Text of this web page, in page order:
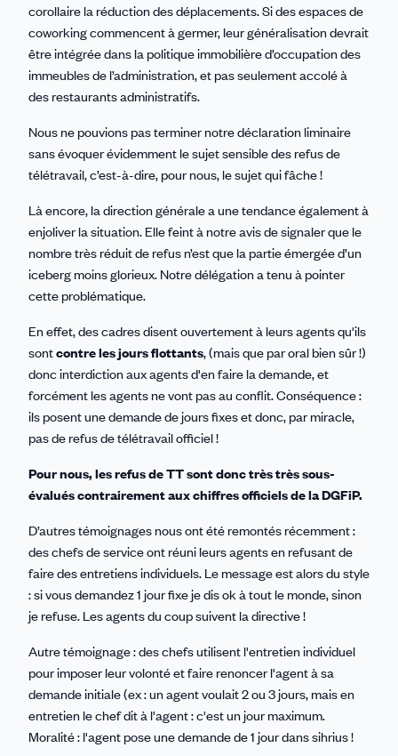
corollaire la réduction des déplacements. Si des espaces de
coworking commencent à germer, leur généralisation devrait
être intégrée dans la politique immobilière d’occupation des
immeubles de l’administration, et pas seulement accolé à
des restaurants administratifs.
Nous ne pouvions pas terminer notre déclaration liminaire
sans évoquer évidemment le sujet sensible des refus de
télétravail, c’est-à-dire, pour nous, le sujet qui fâche !
Là encore, la direction générale a une tendance également à
enjoliver la situation. Elle feint à notre avis de signaler que le
nombre très réduit de refus n’est que la partie émergée d’un
iceberg moins glorieux. Notre délégation a tenu à pointer
cette problématique.
En effet, des cadres disent ouvertement à leurs agents qu'ils
sontcontre les jours flottants, (mais que par oral bien sûr !)
donc interdiction aux agents d'en faire la demande, et
forcément les agents ne vont pas au conflit. Conséquence :
ils posent une demande de jours fixes et donc, par miracle,
pas de refus de télétravail officiel !
Pour nous, les refus de TT sont donc très très sous-
évalués contrairement aux chiffres officiels de la DGFiP.
D’autres témoignages nous ont été remontés récemment :
des chefs de service ont réuni leurs agents en refusant de
faire des entretiens individuels. Le message est alors du style
: si vous demandez 1 jour fixe je dis ok à tout le monde, sinon
je refuse. Les agents du coup suivent la directive !
Autre témoignage : des chefs utilisent l'entretien individuel
pour imposer leur volonté et faire renoncer l'agent à sa
demande initiale (ex : un agent voulait 2 ou 3 jours, mais en
entretien le chef dit à l'agent : c'est un jour maximum.
Moralité : l'agent pose une demande de 1 jour dans sihrius !